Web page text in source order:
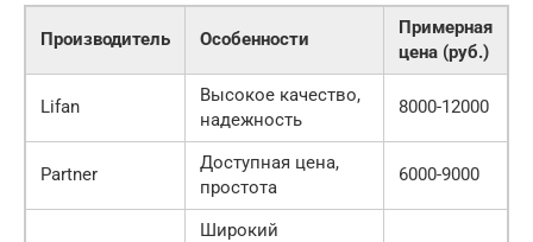
Производитель Особенности
Примерная
цена (руб.)
Lifan
Высокое качество,
надежность
8000-12000
Partner
Доступная цена,
простота
6000-9000
Широкий